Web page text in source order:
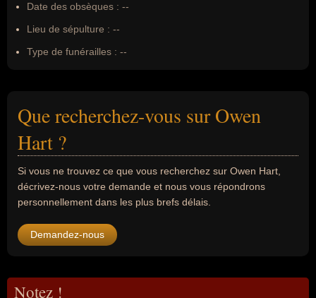
Date des obsèques : --
Lieu de sépulture : --
Type de funérailles : --
Que recherchez-vous sur Owen
Hart ?
Si vous ne trouvez ce que vous recherchez sur Owen Hart,
décrivez-nous votre demande et nous vous répondrons
personnellement dans les plus brefs délais.
Demandez-nous
Notez !